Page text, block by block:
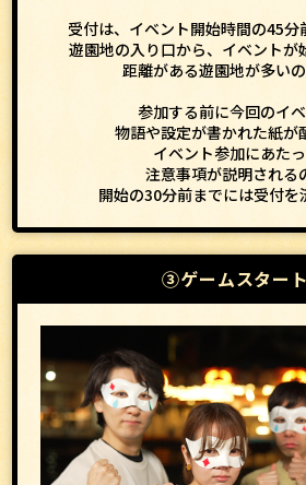
受付は、イベント開始時間の45分
遊園地の入り口から、イベントが
距離がある遊園地が多いの
参加する前に今回のイ
物語や設定が書かれた紙が
イベント参加にあた
注意事項が説明される
開始の30分前までには受付を
③ゲームスター